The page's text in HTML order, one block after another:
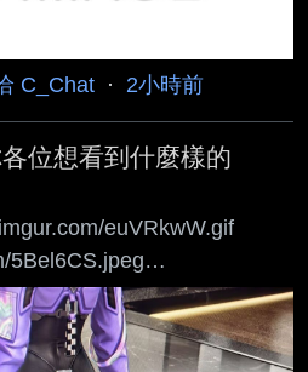
C_Chat · 2小時前
位想看到什麼樣的
euVRkwW.gif
5Bel6CS.jpeg
S498jgd.jpeg
YfWw4rP.jpeg
lthwcKu.jpeg